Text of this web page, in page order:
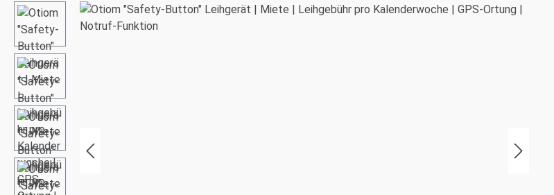
Bildergalerie überspringen